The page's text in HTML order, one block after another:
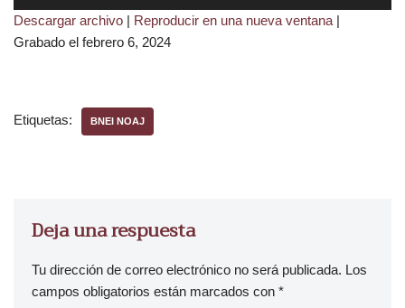
p
r
u
Descargar archivo | Reproducir en una nueva ventana |
Grabado el febrero 6, 2024
Etiquetas: BNEI NOAJ
Deja una respuesta
Tu dirección de correo electrónico no será publicada. Los
campos obligatorios están marcados con *